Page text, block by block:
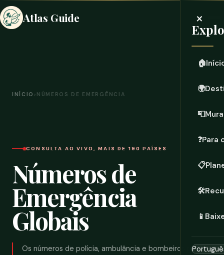
Atlas Guide ×
🏠
🌍
📮
❓Para
📋
🛠️
📱
INÍCIO › NÚMEROS DE EMERGÊNCIA
CONSULTA AO VIVO, MAIS DE 190 PAÍSES
Números de
Emergência
Globais
Os números de polícia, ambulância e bombeiros para